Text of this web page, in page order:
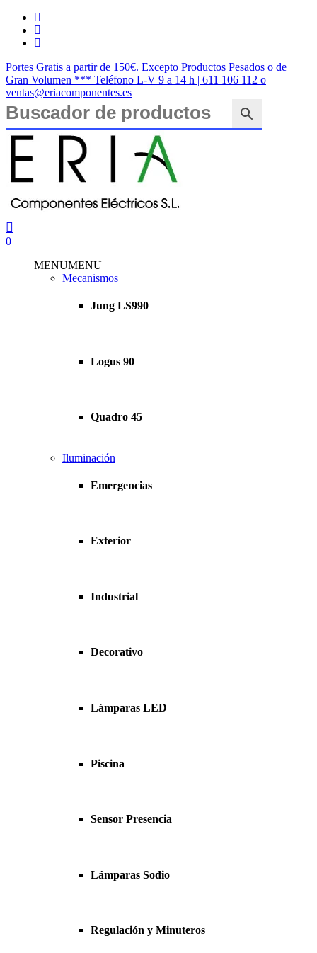
Saltar
contenido
twitter
facebook
instagram
Portes Gratis a partir de 150€. Excepto Productos Pesados o de
Gran Volumen *** Teléfono L-V 9 a 14 h | 611 106 112 o
ventas@eriacomponentes.es
Cerrar
0
MENUMENU
Mecanismos
Jung LS990
Logus 90
Quadro 45
Iluminación
Emergencias
Exterior
Industrial
Decorativo
Lámparas LED
Piscina
Sensor Presencia
Lámparas Sodio
Regulación y Minuteros